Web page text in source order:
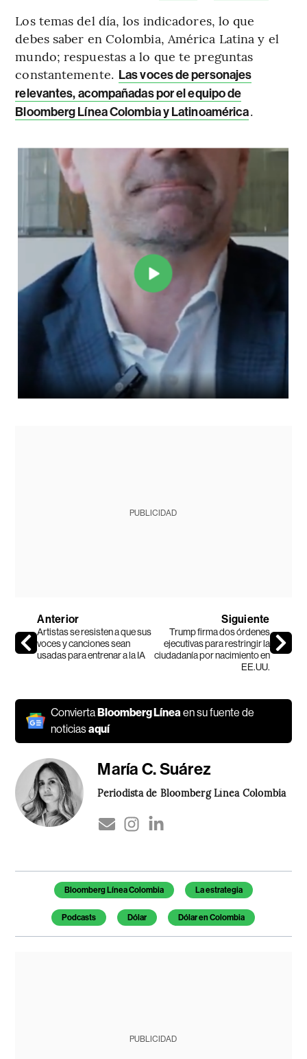
Los temas del día, los indicadores, lo que
debes saber en Colombia, América Latina y el
mundo; respuestas a lo que te preguntas
constantemente. Las voces de personajes
relevantes, acompañadas por el equipo de
Bloomberg Línea Colombia y Latinoamérica.
PUBLICIDAD
Anterior
Artistas se resisten a que sus
voces y canciones sean
usadas para entrenar a la IA
Siguiente
Trump firma dos órdenes
ejecutivas para restringir la
ciudadanía por nacimiento en
EE.UU.
ConviertaBloomberg Línea en su fuente de
noticiasaquí
María C. Suárez
Periodista de Bloomberg Línea Colombia
Temas de este artículo
Bloomberg Línea Colombia La estrategia
Podcasts Dólar Dólar en Colombia
PUBLICIDAD